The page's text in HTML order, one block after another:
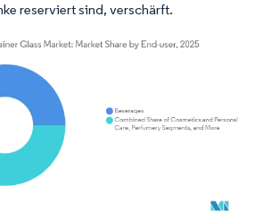
reserviert sind, verschärft.